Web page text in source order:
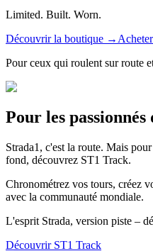
Limited. Built. Worn.
Découvrir la boutique →
Pour ceux qui roulent sur route
Pour les
Strada1, c'est la route. Mais
fond, découvrez ST1 Track.
Chronométrez vos tours, créez
avec la communauté mondiale.
L'esprit Strada, version piste –
Découvrir ST1 Track